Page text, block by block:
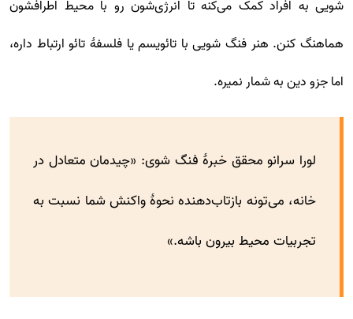
شویی به افراد کمک می‌کنه تا انرژی‌شون رو با محیط اطرافشون
هماهنگ کنن. هنر فنگ شویی با تائویسم یا فلسفۀ تائو ارتباط داره،
اما جزو دین به شمار نمیره.
لورا سرانو محقق خبرۀ فنگ شوی: «چیدمان متعادل در
خانه‌، می‌تونه بازتاب‌دهنده نحوۀ واکنش شما نسبت به
تجربیات محیط بیرون باشه.»